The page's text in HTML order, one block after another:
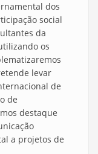
dos
social
da
os
levar
de
de
destaque
a projetos de